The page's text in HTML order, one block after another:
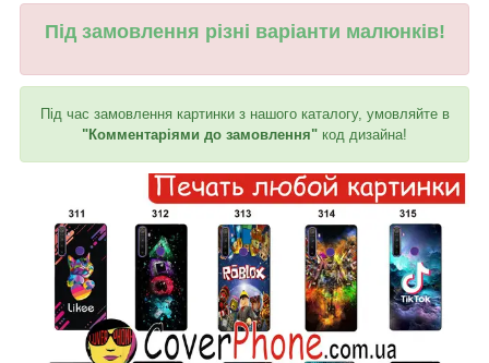
Під замовлення різні варіанти малюнків!
Під час замовлення картинки з нашого каталогу, умовляйте в
"Комментаріями до замовлення" код дизайна!